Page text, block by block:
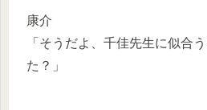
康介
「そうだよ、千佳先生に似合
た？」